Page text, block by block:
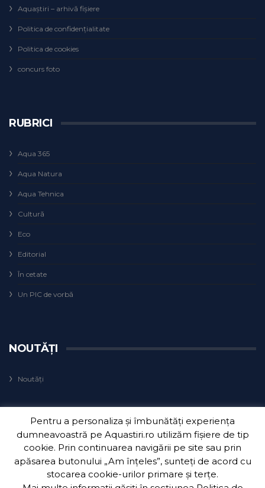
Aquaștiri – arhivă fișiere
Politica de confidențialitate
Politica de cookies
concurs foto
RUBRICI
Aqua 365
Aqua Natura
Aqua Tehnica
Cultură
Eco
Editorial
În cetate
Un PIC de vorbă
NOUTĂȚI
Noutăți
Copyright 2018 Aquatim S.A.| Dezvoltat de 3Waves Net
Pentru a personaliza și îmbunătăți experiența
dumneavoastră pe Aquastiri.ro utilizăm fișiere de tip
cookie. Prin continuarea navigării pe site sau prin
apăsarea butonului „Am înțeles”, sunteți de acord cu
stocarea cookie-urilor primare și terțe.